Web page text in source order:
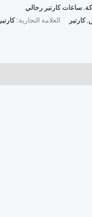
, ساعات كارتير رجالي
,كارتير العلامة التجارية:كارتير